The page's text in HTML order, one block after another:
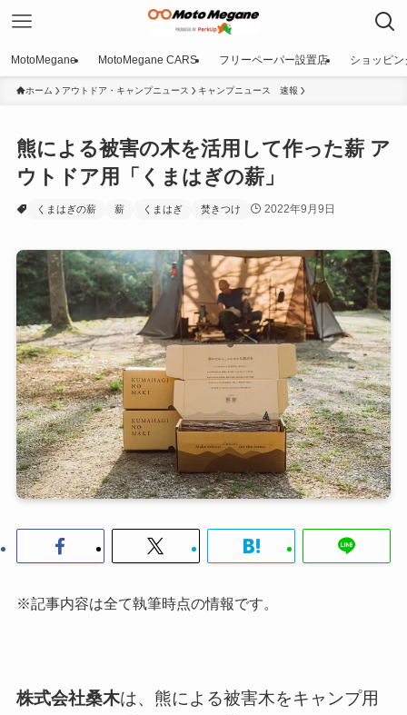
MotoMegane MotoMegane CARS フリーペーパー設置店 ショッピン
ホーム アウトドア・キャンプニュース キャンプニュース 速報
熊による被害の木を活用して作った薪 ア
ウトドア用「くまはぎの薪」
くまはぎの薪 薪 くまはぎ 焚きつけ 2022年9月9日
※記事内容は全て執筆時点の情報です。
株式会社桑木は、熊による被害木をキャンプ用